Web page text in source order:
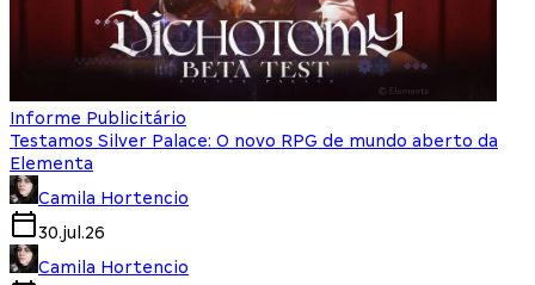
Informe Publicitário
Testamos Silver Palace: O novo RPG de mundo aberto da
Elementa
Camila Hortencio
30.jul.26
Camila Hortencio